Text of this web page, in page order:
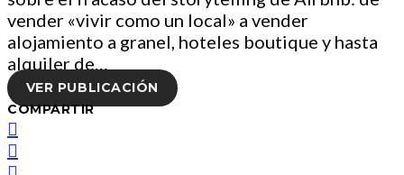
vender «vivir como un local» a vender
alojamiento a granel, hoteles boutique y hasta
alquiler de…
VER PUBLICACIÓN
COMPARTIR